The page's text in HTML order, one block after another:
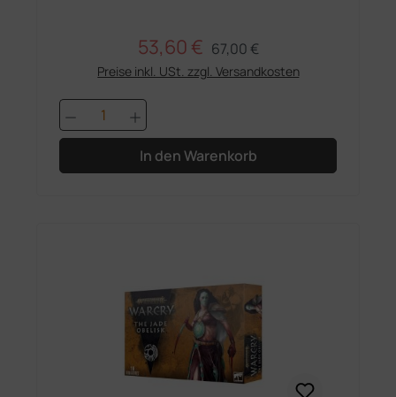
Verkaufspreis:
53,60 € Regulärer Preis:
67,00 €
Preise inkl. USt. zzgl. Versandkosten
Produkt Anzahl: Gib den
In den Warenkorb